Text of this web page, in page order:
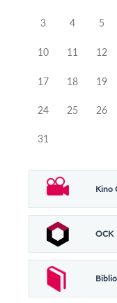
3 4 5
10 11 12
17 18 19
24 25 26
31
Kino
OCK